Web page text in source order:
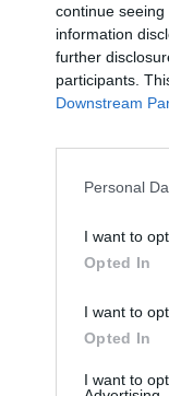
continue
information
further
participants.
Downstream
Personal
I want to
Opted In
I want to
Opted In
I want to